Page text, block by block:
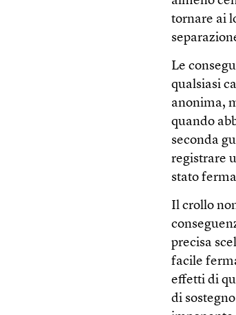
tornare ai
Le
qualsiasi
anonima,
quando
seconda
registrare
stato
Il crollo
precisa
facile
effetti di
di